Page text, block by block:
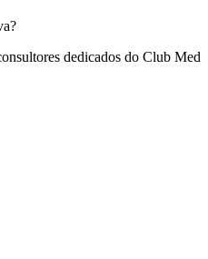
dedicados do Club Med